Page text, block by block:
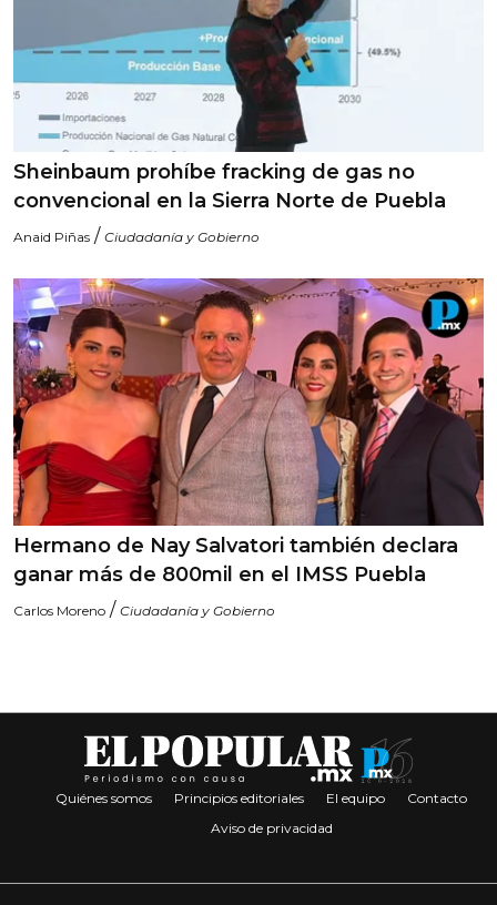
Sheinbaum prohíbe fracking de gas no
convencional en la Sierra Norte de Puebla
Anaid Piñas / Ciudadanía y Gobierno
Hermano de Nay Salvatori también declara
ganar más de 800mil en el IMSS Puebla
Carlos Moreno / Ciudadanía y Gobierno
Quiénes somos Principios editoriales El equipo
Contacto
Aviso de privacidad